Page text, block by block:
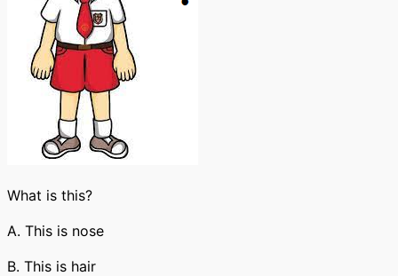
What is this?
A. This is nose
B. This is hair